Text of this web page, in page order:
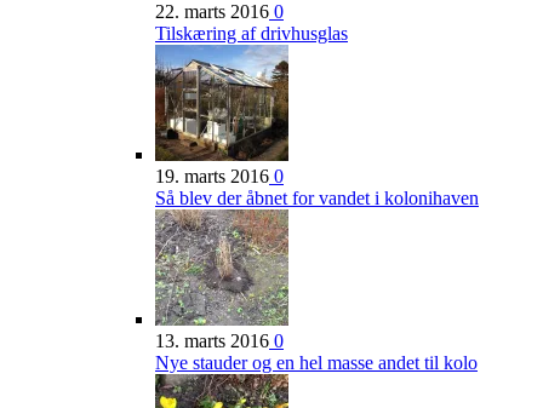
22. marts 2016 0
Tilskæring af drivhusglas
19. marts 2016 0
Så blev der åbnet for vandet i kolonihaven
13. marts 2016 0
Nye stauder og en hel masse andet til kolo